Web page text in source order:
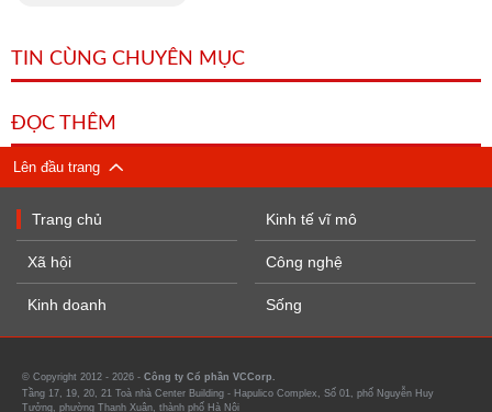
TIN CÙNG CHUYÊN MỤC
ĐỌC THÊM
Lên đầu trang
Trang chủ
Xã hội
Kinh doanh
Kinh tế vĩ mô
Công nghệ
Sống
© Copyright 2012 - 2026 - Công ty Cổ phần VCCorp.
Tầng 17, 19, 20, 21 Toà nhà Center Building - Hapulico Complex, Số 01, phố Nguyễn Huy
Tưởng, phường Thanh Xuân, thành phố Hà Nội